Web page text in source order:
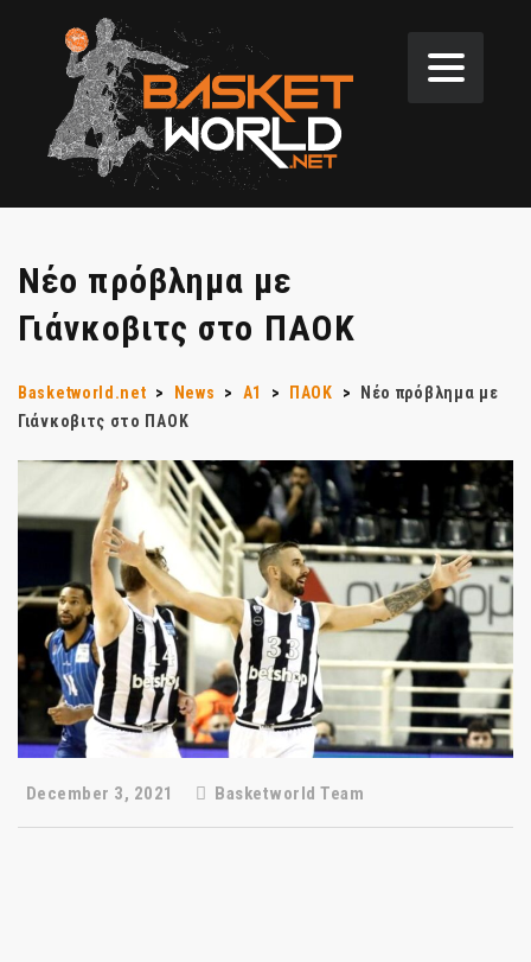
Νέο πρόβλημα με
Γιάνκοβιτς στο ΠΑΟΚ
Basketworld.net > News > Α1 > ΠΑΟΚ >
Νέο πρόβλημα με
Γιάνκοβιτς στο ΠΑΟΚ
December 3, 2021 Basketworld Team